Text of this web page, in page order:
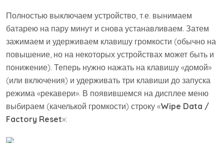
Полностью выключаем устройство, т.е. вынимаем
батарею на пару минут и снова устанавливаем. Затем
зажимаем и удерживаем клавишу громкости (обычно на
повышение, но на некоторых устройствах может быть и
понижение). Теперь нужно нажать на клавишу «домой»
(или включения) и удерживать три клавиши до запуска
режима «рекавери». В появившемся на дисплее меню
выбираем (качелькой громкости) строку «Wipe Data /
Factory Reset»: